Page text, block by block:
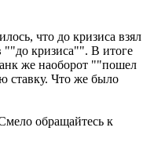
что до кризиса взял
""до кризиса"". В итоге
же наоборот ""пошел
ставку. Что же было